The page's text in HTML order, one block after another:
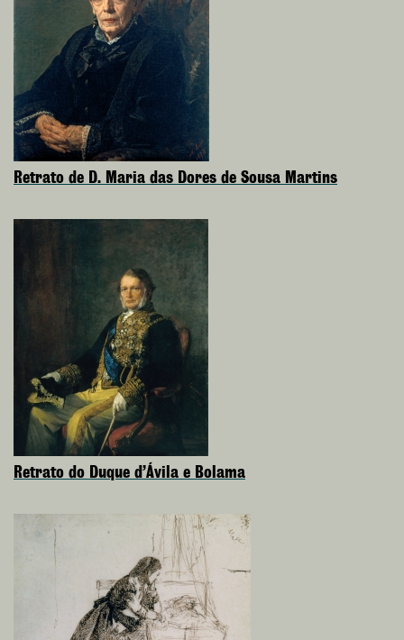
Retrato de D. Maria das Dores de Sousa Martins
Retrato do Duque d’Ávila e Bolama